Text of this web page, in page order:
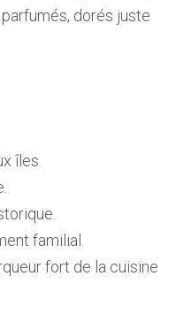
dorés juste
îles.
familial.
fort de la cuisine